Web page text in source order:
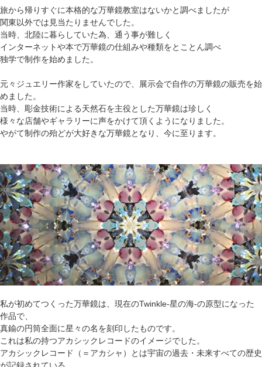
旅から帰りすぐに本格的な万華鏡教室はないかと調べましたが
関東以外では見当たりませんでした。
当時、北陸に暮らしていた為、通う事が難しく
インターネットや本で万華鏡の仕組みや種類をとことん調べ
独学で制作を始めました。
元々ジュエリー作家をしていたので、展示会で自作の万華鏡の販売を始
めました。
当時、彫金技術による天然石を主役とした万華鏡は珍しく
様々な店舗やギャラリーに声をかけて頂くようになりました。
やがて制作の殆どが大好きな万華鏡となり、今に至ります。
私が初めてつくった万華鏡は、現在のTwinkle-星の海-の原型になった
作品で、
真鍮の円筒全面に星々の名を刻印したものです。
これは私の持つアカシックレコードのイメージでした。
アカシックレコード（＝アカシャ）とは宇宙の過去・未来すべての歴史